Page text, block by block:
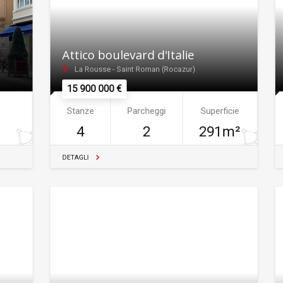
15 900 000 €
Attico boulevard d'Italie
La Rousse - Saint Roman (Rocazur)
Stanze
4
Parcheggi
2
Superficie
291m²
DETAGLI